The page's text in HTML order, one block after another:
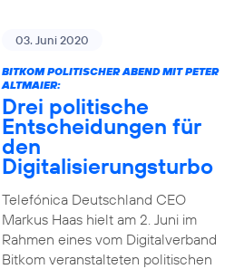
03. Juni 2020
BITKOM POLITISCHER ABEND MIT PETER
ALTMAIER:
Drei politische
Entscheidungen für
den
Digitalisierungsturbo
Telefónica Deutschland CEO
Markus Haas hielt am 2. Juni im
Rahmen eines vom Digitalverband
Bitkom veranstalteten politischen